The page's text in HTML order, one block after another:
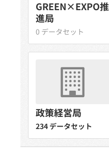
GREEN×EXPO推
進局
0 データセット
政策経営局
234 データセット